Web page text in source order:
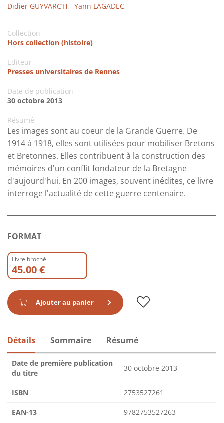
Didier GUYVARC’H, Yann LAGADEC
Collection
Hors collection (histoire)
Editeur
Presses universitaires de Rennes
Date de publication
30 octobre 2013
Résumé
Les images sont au coeur de la Grande Guerre. De
1914 à 1918, elles sont utilisées pour mobiliser Bretons
et Bretonnes. Elles contribuent à la construction des
mémoires d'un conflit fondateur de la Bretagne
d'aujourd'hui. En 200 images, souvent inédites, ce livre
interroge l'actualité de cette guerre centenaire.
FORMAT
Livre broché
45.00 €
Ajouter au panier
Détails Sommaire Résumé
Date de première publication
du titre
30 octobre 2013
ISBN 2753527261
EAN-13 9782753527263